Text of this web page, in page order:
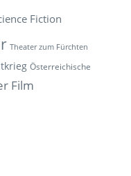
Fiction
Theater zum Fürchten
Österreichische
Film